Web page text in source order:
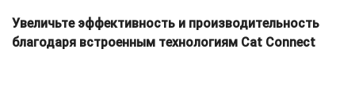
Увеличьте эффективность и производительность
благодаря встроенным технологиям Cat Connect